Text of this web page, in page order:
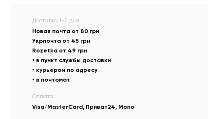
Доставка 1-2 дня:
Новая почта от 80 грн
Укрпочта от 45 грн
Rozetka от 49 грн
• в пункт службы доставки
• курьером по адресу
• в почтомат
Оплата:
Visa/MasterCard, Приват24, Mono